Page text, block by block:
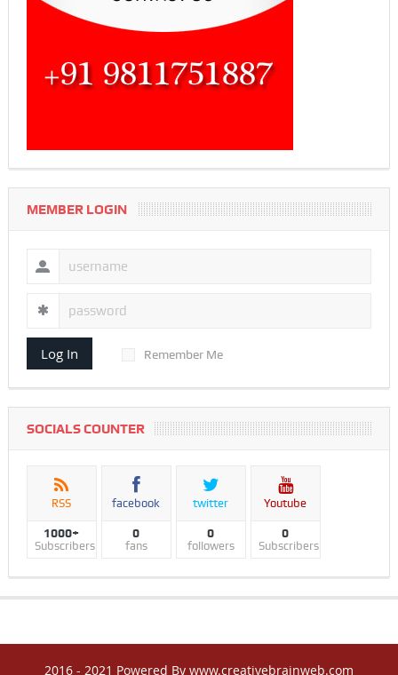
MEMBER LOGIN
Log In Remember Me
SOCIALS COUNTER
RSS
1000+
Subscribers
facebook
0
fans
twitter
0
followers
Youtube
0
Subscribers
2016 - 2021 Powered By www.creativebrainweb.com